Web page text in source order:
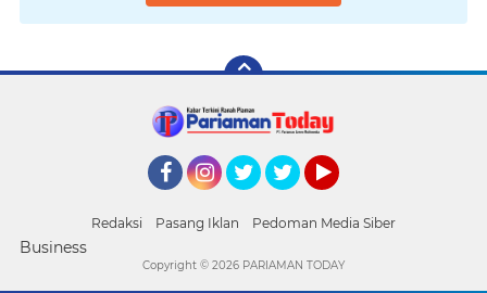
Redaksi Pasang Iklan Pedoman Media Siber
Business
Copyright © 2026 PARIAMAN TODAY